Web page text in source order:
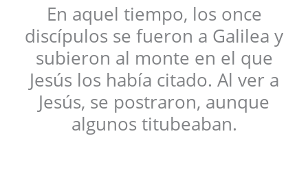
En aquel tiempo, los once
discípulos se fueron a Galilea y
subieron al monte en el que
Jesús los había citado. Al ver a
Jesús, se postraron, aunque
algunos titubeaban.